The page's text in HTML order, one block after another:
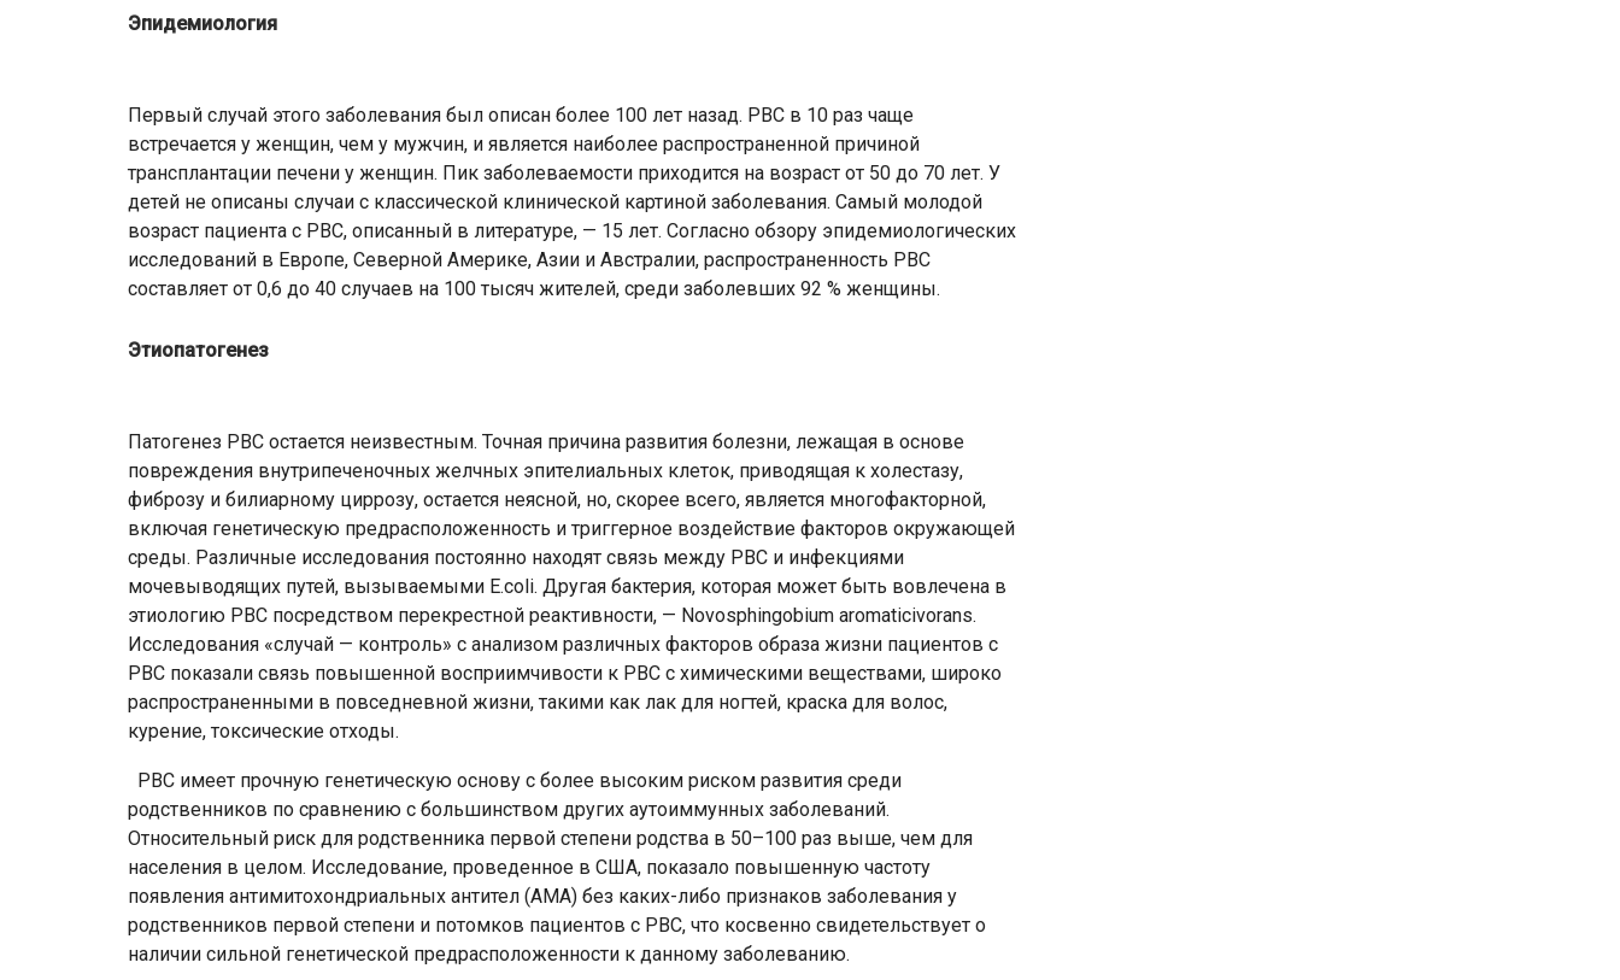
Эпидемиология
Первый случай этого заболевания был описан более 100 лет назад. РВС в 10 раз чаще
встречается у женщин, чем у мужчин, и является наиболее распространенной причиной
трансплантации печени у женщин. Пик заболеваемости приходится на возраст от 50 до 70 лет. У
детей не описаны случаи с классической клинической картиной заболевания. Самый молодой
возраст пациента с РВС, описанный в литературе, — 15 лет. Согласно обзору эпидемиологических
исследований в Европе, Северной Америке, Азии и Австралии, распространенность РВС
составляет от 0,6 до 40 случаев на 100 тысяч жителей, среди заболевших 92 % женщины.
Этиопатогенез
Патогенез РВС остается неизвестным. Точная причина развития болезни, лежащая в основе
повреждения внутрипеченочных желчных эпителиальных клеток, приводящая к холестазу,
фиброзу и билиарному циррозу, остается неясной, но, скорее всего, является многофакторной,
включая генетическую предрасположенность и триггерное воздействие факторов окружающей
среды. Различные исследования постоянно находят связь между РВС и инфекциями
мочевыводящих путей, вызываемыми E.coli. Другая бактерия, которая может быть вовлечена в
этиологию РВС посредством перекрестной реактивности, — Novosphingobium aromaticivorans.
Исследования «случай — контроль» с анализом различных факторов образа жизни пациентов с
РВС показали связь повышенной восприимчивости к РВС с химическими веществами, широко
распространенными в повседневной жизни, такими как лак для ногтей, краска для волос,
курение, токсические отходы.
PBC имеет прочную генетическую основу с более высоким риском развития среди
родственников по сравнению с большинством других аутоиммунных заболеваний.
Относительный риск для родственника первой степени родства в 50–100 раз выше, чем для
населения в целом. Исследование, проведенное в США, показало повышенную частоту
появления антимитохондриальных антител (АМА) без каких-либо признаков заболевания у
родственников первой степени и потомков пациентов с РВС, что косвенно свидетельствует о
наличии сильной генетической предрасположенности к данному заболеванию.